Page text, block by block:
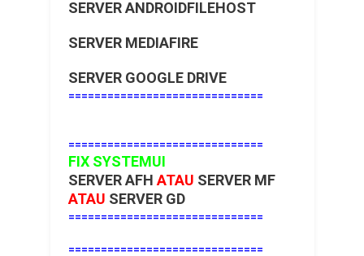
SERVER ANDROIDFILEHOST
SERVER MEDIAFIRE
SERVER GOOGLE DRIVE
==============================
==============================
FIX SYSTEMUI
SERVER AFH ATAU SERVER MF
ATAU SERVER GD
==============================
==============================